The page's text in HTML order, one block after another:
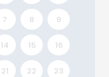
7 8 9
14 15 16
21 22 23